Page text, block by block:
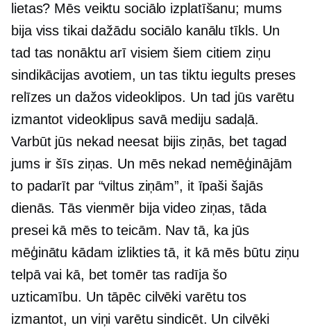
lietas? Mēs veiktu sociālo izplatīšanu; mums
bija viss tikai dažādu sociālo kanālu tīkls. Un
tad tas nonāktu arī visiem šiem citiem ziņu
sindikācijas avotiem, un tas tiktu iegults preses
relīzes un dažos videoklipos. Un tad jūs varētu
izmantot videoklipus savā mediju sadaļā.
Varbūt jūs nekad neesat bijis ziņās, bet tagad
jums ir šīs ziņas. Un mēs nekad nemēģinājām
to padarīt par “viltus ziņām”, it īpaši šajās
dienās. Tās vienmēr bija video ziņas, tāda
presei kā mēs to teicām. Nav tā, ka jūs
mēģinātu kādam izlikties tā, it kā mēs būtu ziņu
telpā vai kā, bet tomēr tas radīja šo
uzticamību. Un tāpēc cilvēki varētu tos
izmantot, un viņi varētu sindicēt. Un cilvēki